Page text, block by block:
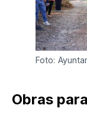
Foto:
Obras